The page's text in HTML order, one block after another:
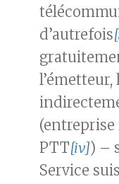
d’autrefois
l’émetteur,
(entreprise
PTT[iv]) –
Service